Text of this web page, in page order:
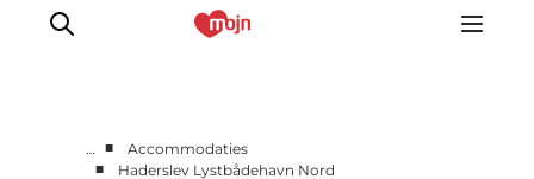
… ■
Accommodaties
■
Haderslev Lystbådehavn Nord